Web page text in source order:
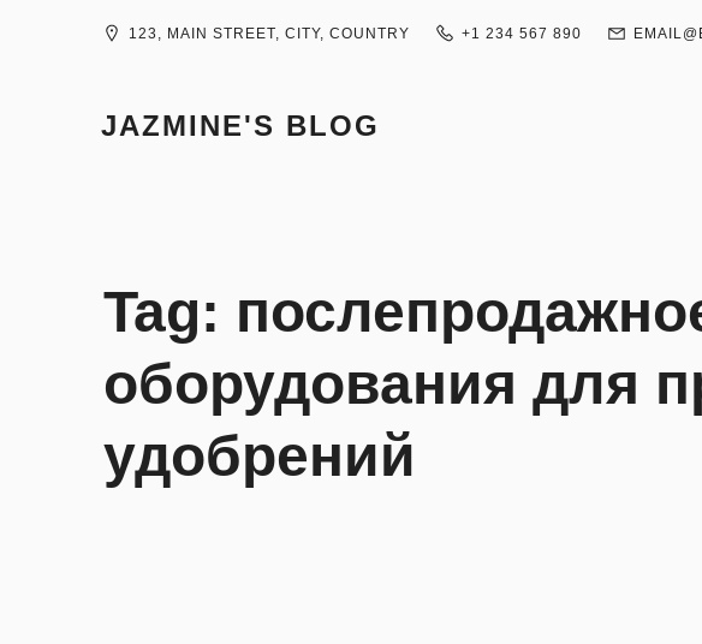
123, MAIN STREET, CITY, COUNTRY +1 234 567 890
JAZMINE'S BLOG
Tag:
оборудования для
удобрений